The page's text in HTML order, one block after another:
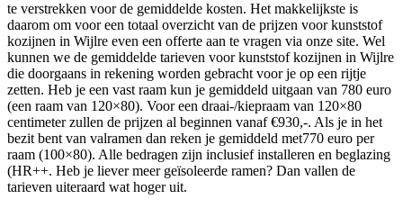
te verstrekken voor de gemiddelde kosten. Het makkelijkste is
daarom om voor een totaal overzicht van de prijzen voor kunststof
kozijnen in Wijlre even een offerte aan te vragen via onze site. Wel
kunnen we de gemiddelde tarieven voor kunststof kozijnen in Wijlre
die doorgaans in rekening worden gebracht voor je op een rijtje
zetten. Heb je een vast raam kun je gemiddeld uitgaan van 780 euro
(een raam van 120×80). Voor een draai-/kiepraam van 120×80
centimeter zullen de prijzen al beginnen vanaf €930,-. Als je in het
bezit bent van valramen dan reken je gemiddeld met770 euro per
raam (100×80). Alle bedragen zijn inclusief installeren en beglazing
(HR++. Heb je liever meer geïsoleerde ramen? Dan vallen de
tarieven uiteraard wat hoger uit.